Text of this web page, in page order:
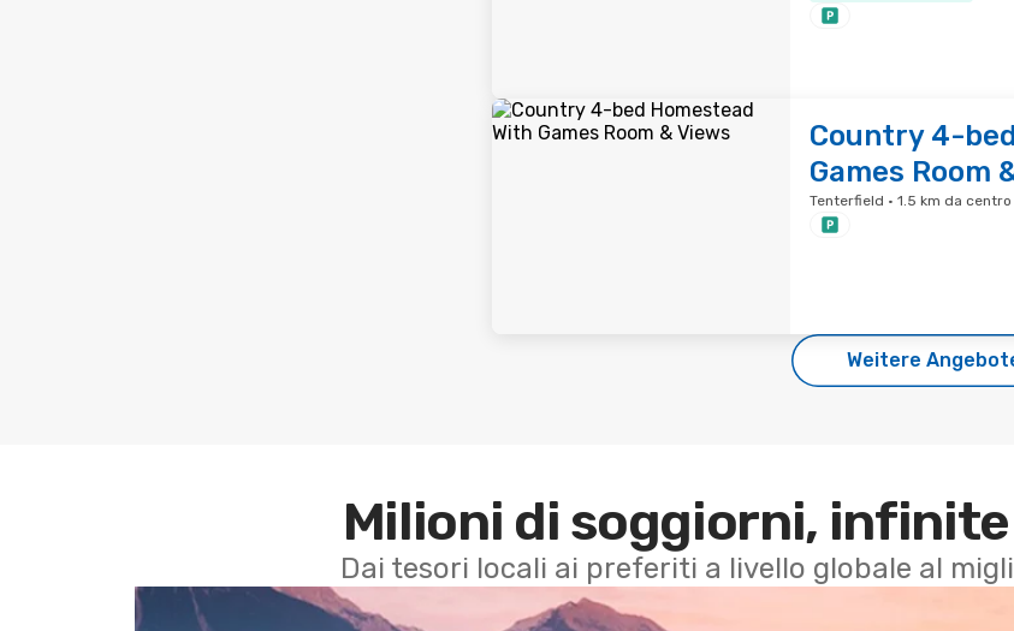
Country 4-
Games Room
Tenterfield · 1.5 km da
Weitere
Milioni di soggiorni,
Dai tesori locali ai preferiti a livello globale al